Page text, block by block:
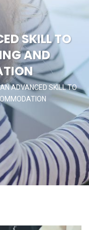
SKILL TO
AND
ADVANCED SKILL TO